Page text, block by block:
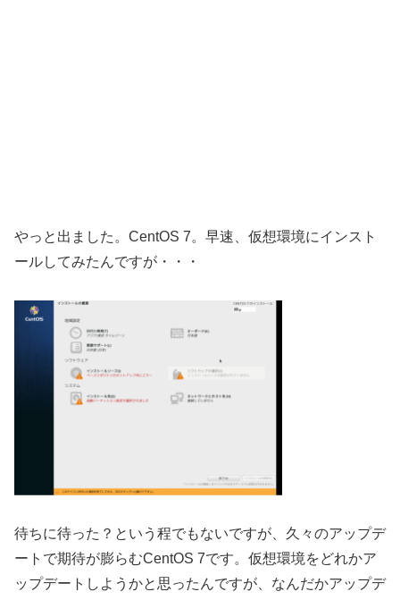
やっと出ました。CentOS 7。早速、仮想環境にインスト
ールしてみたんですが・・・
待ちに待った？という程でもないですが、久々のアップデ
ートで期待が膨らむCentOS 7です。仮想環境をどれかア
ップデートしようかと思ったんですが、なんだかアップデ